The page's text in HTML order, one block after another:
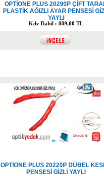
OPTİONE PLUS 20290P ÇİFT
PLASTİK AĞIZLI AYAR PENSESİ
YAYLI
Kdv Dahil : 889,00 TL
OPTİONE PLUS 20220P DÜBEL
PENSESİ GİZLİ YAYLI